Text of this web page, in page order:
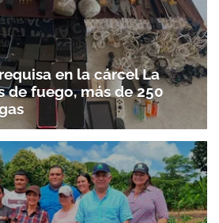
en la cárcel La
de fuego, más de 250